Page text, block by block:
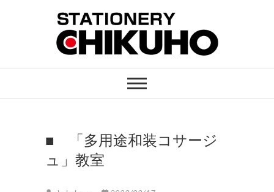
STATIONERY
CHIKUHO
■ 「多用途和装コサージ
ュ」教室